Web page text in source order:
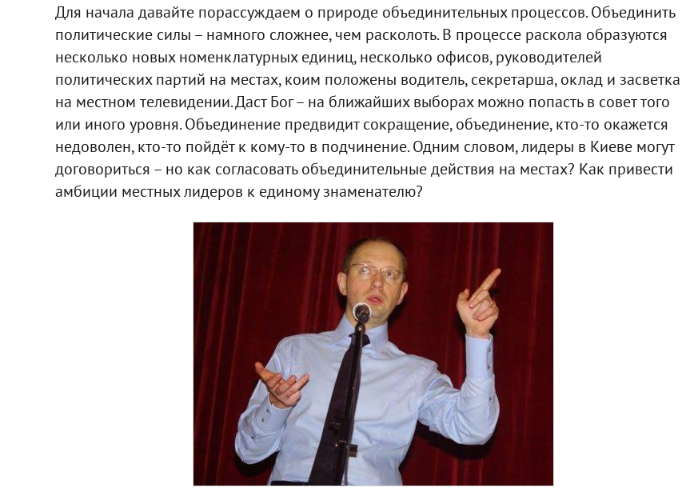
Для начала давайте порассуждаем о природе объединительных процессов. Объединить
политические силы – намного сложнее, чем расколоть. В процессе раскола образуются
несколько новых номенклатурных единиц, несколько офисов, руководителей
политических партий на местах, коим положены водитель, секретарша, оклад и засветка
на местном телевидении. Даст Бог – на ближайших выборах можно попасть в совет того
или иного уровня. Объединение предвидит сокращение, объединение, кто-то окажется
недоволен, кто-то пойдёт к кому-то в подчинение. Одним словом, лидеры в Киеве могут
договориться – но как согласовать объединительные действия на местах? Как привести
амбиции местных лидеров к единому знаменателю?